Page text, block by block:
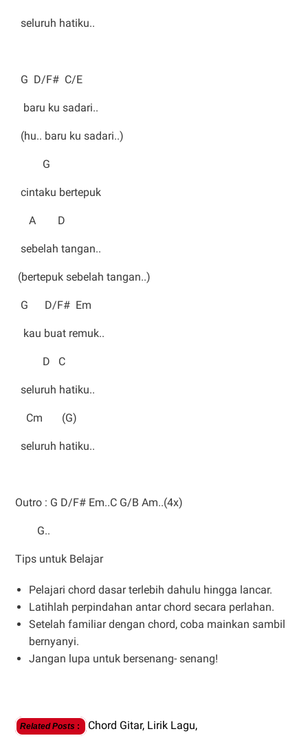
seluruh hatiku..
G D/F# C/E
baru ku sadari..
(hu.. baru ku sadari..)
G
cintaku bertepuk
A D
sebelah tangan..
(bertepuk sebelah tangan..)
G D/F# Em
kau buat remuk..
D C
seluruh hatiku..
Cm (G)
seluruh hatiku..
Outro : G D/F# Em..C G/B Am..(4x)
G..
Tips untuk Belajar
Pelajari chord dasar terlebih dahulu hingga lancar.
Latihlah perpindahan antar chord secara perlahan.
Setelah familiar dengan chord, coba mainkan sambil
bernyanyi.
Jangan lupa untuk bersenang- senang!
Related Posts : Chord Gitar, Lirik Lagu,